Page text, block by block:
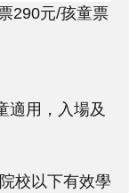
290元/孩童票
適用，入場及
校以下有效學